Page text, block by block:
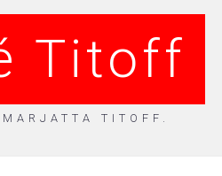
Titoff
TITOFF.